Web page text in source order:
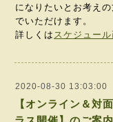
になりたいとお考え
でいただけます。
詳しくは スケジュー
2020-08-30 13:03:00
【オンライン＆対